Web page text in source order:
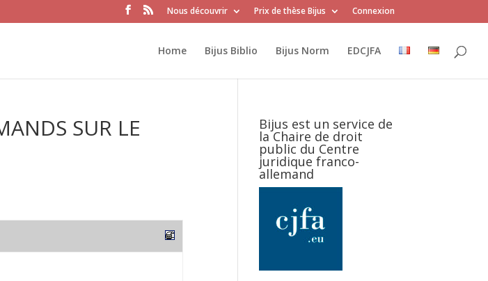
Nous découvrir Prix de thèse Bijus Connexion
Home Bijus Biblio Bijus Norm EDCJFA
SUR LE Bijus est un service de
la Chaire de droit
public du Centre
juridique franco-
allemand